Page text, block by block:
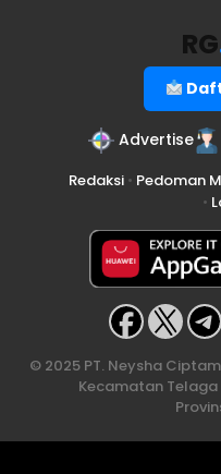
RG
Advertise
Redaksi• Pedoman
•
© 2025 PT. Neysha
Kecamatan